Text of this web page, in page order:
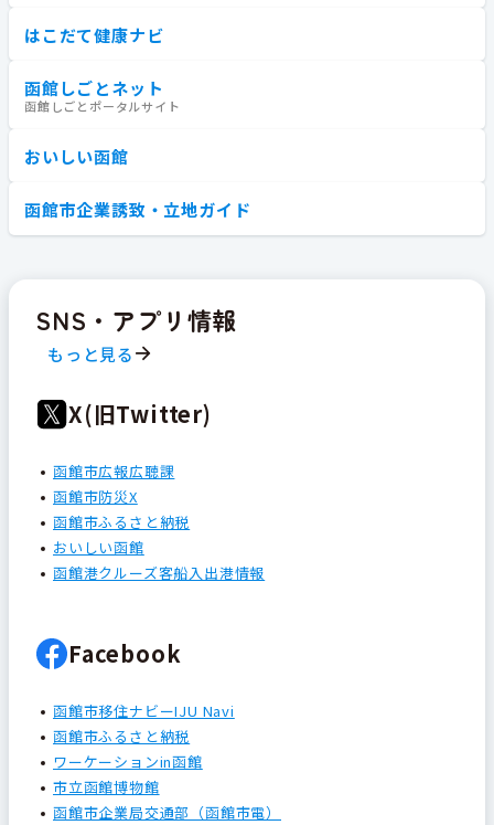
はこだて健康ナビ
函館しごとネット
函館しごとポータルサイト
おいしい函館
函館市企業誘致・立地ガイド
SNS・アプリ情報
もっと見る
X(旧Twitter)
函館市広報広聴課
函館市防災X
函館市ふるさと納税
おいしい函館
函館港クルーズ客船入出港情報
Facebook
函館市移住ナビーIJU Navi
函館市ふるさと納税
ワーケーションin函館
市立函館博物館
函館市企業局交通部（函館市電）